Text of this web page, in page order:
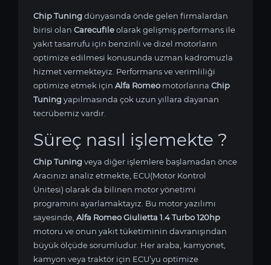
Chip Tuningdünyasında önde gelen firmalardan
birisi olan Carecufileolarak gelişmiş performans ile
yakıt tasarrufu için benzinli ve dizel motorların
optimize edilmesi konusunda uzman kadromuzla
hizmet vermekteyiz. Performans ve verimliliği
optimize etmek için Alfa Romeo motorlarına Chip
Tuningyapılmasında çok uzun yıllara dayanan
tecrübemiz vardır.
Süreç nasıl işlemekte ?
Chip Tuningveya diğer işlemlere başlamadan önce
Aracınızı analiz etmekte, ECU(Motor Kontrol
Ünitesi) olarak da bilinen motor yönetimi
programını ayarlamaktayız. Bu motor yazılımı
sayesinde, Alfa Romeo Giulietta 1.4 Turbo 120hp
motoru ve onun yakıt tüketiminin davranışından
büyük ölçüde sorumludur. Her araba, kamyonet,
kamyon veya traktör için ECU’yu optimize